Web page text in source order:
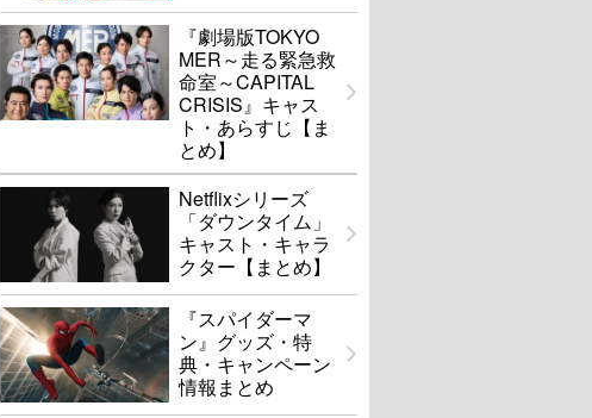
『劇場版TOKYO
MER～走る緊急救
命室～CAPITAL
CRISIS』キャス
ト・あらすじ【ま
とめ】
Netflixシリーズ
「ダウンタイム」
キャスト・キャラ
クター【まとめ】
『スパイダーマ
ン』グッズ・特
典・キャンペーン
情報まとめ